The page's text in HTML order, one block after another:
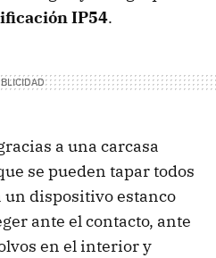
IP54.
a una carcasa
se pueden tapar todos
un dispositivo estanco
ante el contacto, ante
en el interior y